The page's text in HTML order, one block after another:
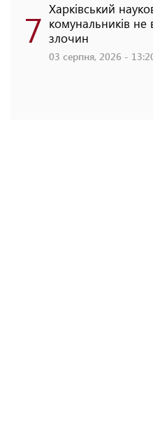
7 Харківський
комунальників не
злочин
03 серпня, 2026 -